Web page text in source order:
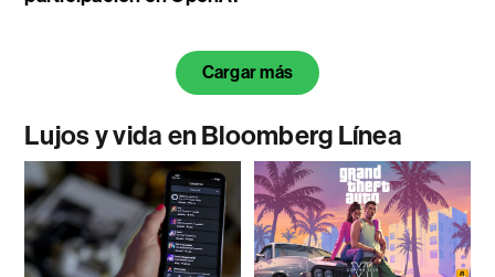
Cargar más
Lujos y vida en Bloomberg Línea